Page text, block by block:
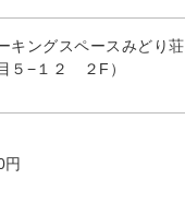
キングスペースみどり
５−１２ ２F）
円